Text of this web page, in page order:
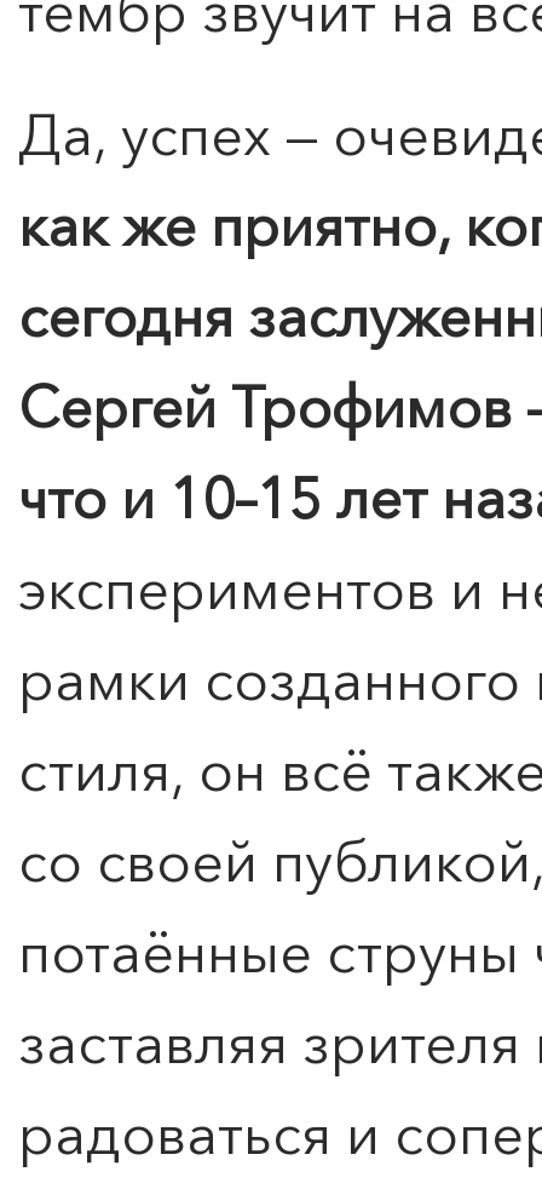
ПОИСК ПО МЕРОПРИЯТИЯМ
Да, успех —
как же приятно,
сегодня
Сергей Трофимов
что и 10–15 лет
экспериментов и
рамки
стиля, он всё
со своей
потаённые
заставляя
радоваться и
0">
Берлинской